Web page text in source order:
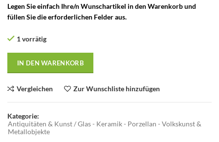
Legen Sie einfach Ihre/n Wunschartikel in den Warenkorb und
füllen Sie die erforderlichen Felder aus.
1 vorrätig
IN DEN WARENKORB
Vergleichen Zur Wunschliste hinzufügen
Kategorie:
Antiquitäten & Kunst / Glas - Keramik - Porzellan - Volkskunst &
Metallobjekte